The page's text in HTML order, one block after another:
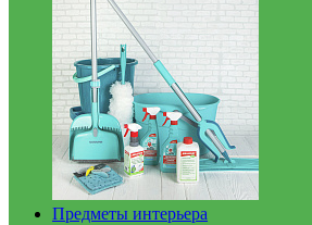
Предметы интерьера